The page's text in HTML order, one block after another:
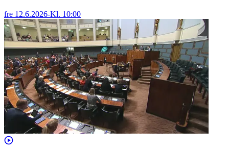
fre 12.6.2026-Kl. 10:00